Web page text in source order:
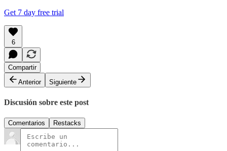
Get 7 day free trial
6
Compartir
Anterior
Siguiente
Discusión sobre este post
Comentarios Restacks